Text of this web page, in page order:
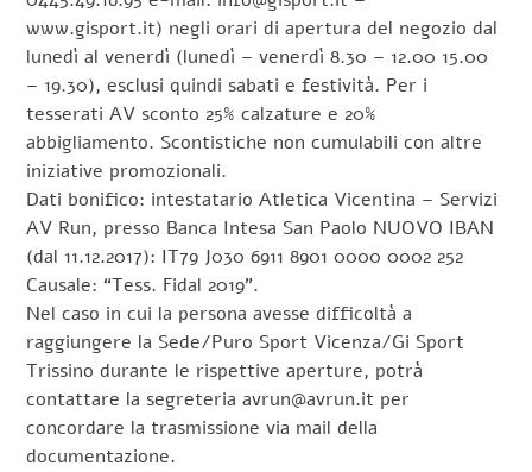
www.gisport.it) negli orari di apertura del negozio dal
lunedì al venerdì (lunedì – venerdì 8.30 – 12.00 15.00
– 19.30), esclusi quindi sabati e festività. Per i
tesserati AV sconto 25% calzature e 20%
abbigliamento. Scontistiche non cumulabili con altre
iniziative promozionali.
Dati bonifico: intestatario Atletica Vicentina – Servizi
AV Run, presso Banca Intesa San Paolo NUOVO IBAN
(dal 11.12.2017): IT79 J030 6911 8901 0000 0002 252
Causale: “Tess. Fidal 2019”.
Nel caso in cui la persona avesse difficoltà a
raggiungere la Sede/Puro Sport Vicenza/Gi Sport
Trissino durante le rispettive aperture, potrà
contattare la segreteria avrun@avrun.it per
concordare la trasmissione via mail della
documentazione.